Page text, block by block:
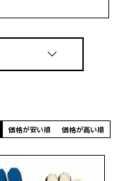
価格が安い順 価格が高い順